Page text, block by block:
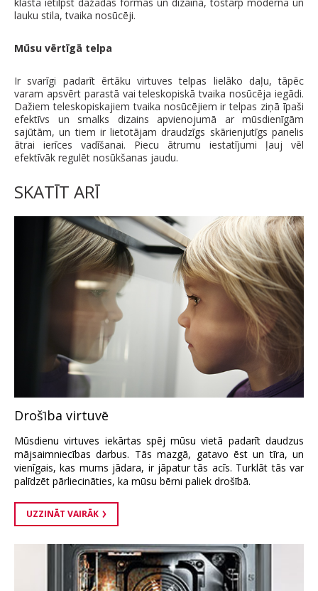
lauku stila, tvaika nosūcēji.
Mūsu vērtīgā telpa
Ir svarīgi padarīt ērtāku virtuves telpas lielāko daļu, tāpēc
varam apsvērt parastā vai teleskopiskā tvaika nosūcēja iegādi.
Dažiem teleskopiskajiem tvaika nosūcējiem ir telpas ziņā īpaši
efektīvs un smalks dizains apvienojumā ar mūsdienīgām
sajūtām, un tiem ir lietotājam draudzīgs skārienjutīgs panelis
ātrai ierīces vadīšanai. Piecu ātrumu iestatījumi ļauj vēl
efektīvāk regulēt nosūkšanas jaudu.
SKATĪT ARĪ
Drošība virtuvē
Mūsdienu virtuves iekārtas spēj mūsu vietā padarīt daudzus
mājsaimniecības darbus. Tās mazgā, gatavo ēst un tīra, un
vienīgais, kas mums jādara, ir jāpatur tās acīs. Turklāt tās var
palīdzēt pārliecināties, ka mūsu bērni paliek drošībā.
UZZINĀT VAIRĀK